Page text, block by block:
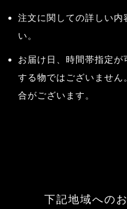
注文に関しての詳しい内
い。
お届け日、時間帯指定
する物ではございませ
合がございます。
下記地域への